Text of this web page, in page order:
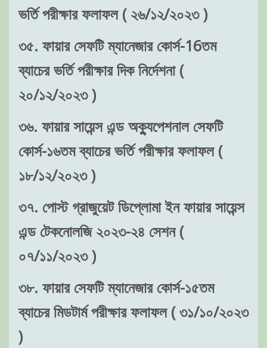
ভর্তি পরীক্ষার ফলাফল ( ২৬/১২/২০২৩ )
৩৫. ফায়ার সেফটি ম্যানেজার কোর্স-16তম
ব্যাচের ভর্তি পরীক্ষার দিক নির্দেশনা (
২০/১২/২০২৩ )
৩৬. ফায়ার সায়েন্স এন্ড অক্যুপেশনাল সেফটি
কোর্স-১৬তম ব্যাচের ভর্তি পরীক্ষার ফলাফল (
১৮/১২/২০২৩ )
৩৭. পোস্ট গ্রাজুয়েট ডিপ্লোমা ইন ফায়ার সায়েন্স
এন্ড টেকনোলজি ২০২৩-২৪ সেশন (
০৭/১১/২০২৩ )
৩৮. ফায়ার সেফটি ম্যানেজার কোর্স-১৫তম
ব্যাচের মিডটার্ম পরীক্ষার ফলাফল ( ৩১/১০/২০২৩
)